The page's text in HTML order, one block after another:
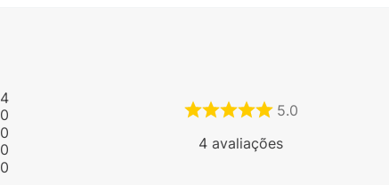
4
0
0
0
0
5.0
4 avaliações